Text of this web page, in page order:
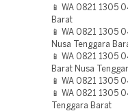
📱 WA 0821 1305
Barat
📱 WA 0821 1305
Nusa Tenggara
📱 WA 0821 1305
Barat Nusa
📱 WA 0821 1305
📱 WA 0821 1305
Tenggara Barat